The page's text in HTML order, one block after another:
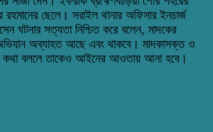
ছেলে। সরাইল থানার অফিসার ইনচার্জ
ঘটনার সত্যতা নিশ্চিত করে বলেন, মাদকের
অব্যাহত আছে এবং থাকবে। মাদকাসক্ত ও
কথা বললে তাকেও আইনের আওতায় আনা হবে।